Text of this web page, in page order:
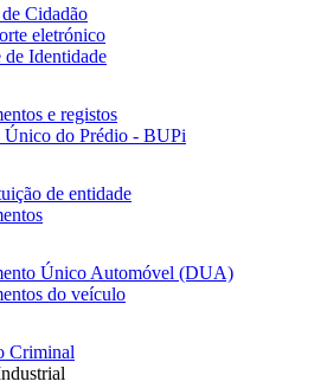
Cidadão
eletrónico
Identidade
e registos
Único do Prédio - BUPi
de entidade
Único Automóvel (DUA)
do veículo
Criminal